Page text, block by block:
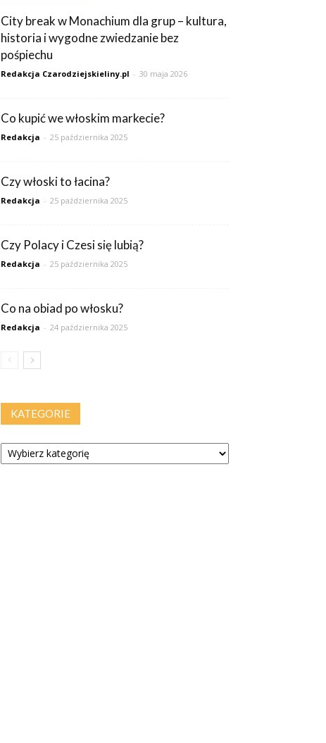
City break w Monachium dla grup – kultura,
historia i wygodne zwiedzanie bez
pośpiechu
Redakcja Czarodziejskieliny.pl - 30 maja 2026
Co kupić we włoskim markecie?
Redakcja - 25 października 2025
Czy włoski to łacina?
Redakcja - 25 października 2025
Czy Polacy i Czesi się lubią?
Redakcja - 25 października 2025
Co na obiad po włosku?
Redakcja - 24 października 2025
KATEGORIE
Kategorie